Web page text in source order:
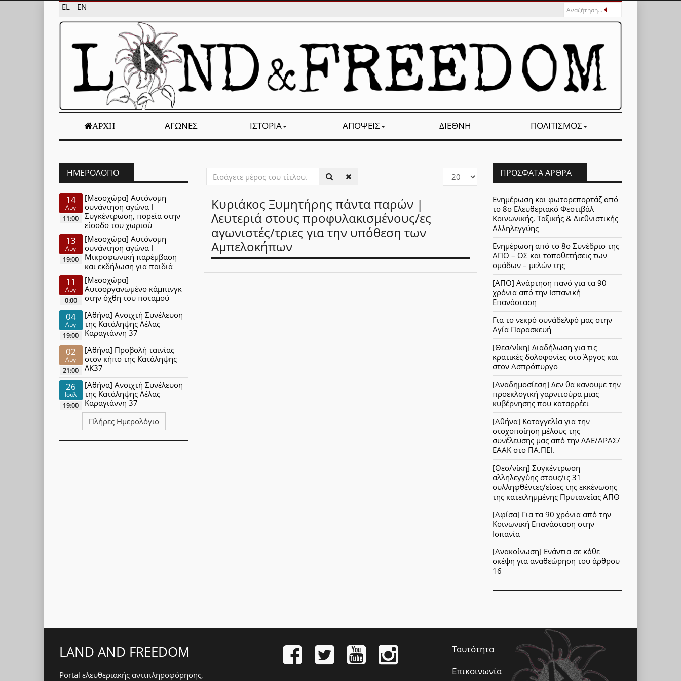
EL EN
ΑΡΧΉ ΑΓΏΝΕΣ ΙΣΤΟΡΊΑ ΑΠΌΨΕΙΣ ΔΙΕΘΝΉ ΠΟΛΙΤΙΣΜΌΣ
Εισάγετε
μέρος
του
τίτλου.
Εμφάνιση
Κυριάκος Ξυμητήρης πάντα παρών |
Λευτεριά στους προφυλακισμένους/ες
αγωνιστές/τριες για την υπόθεση των
Αμπελοκήπων
ΗΜΕΡΟΛΌΓΙΟ
14
Αυγ
11:00
[Μεσοχώρα] Αυτόνομη
συνάντηση αγώνα Ι
Συγκέντρωση, πορεία στην
είσοδο του χωριού
13
Αυγ
19:00
[Μεσοχώρα] Αυτόνομη
συνάντηση αγώνα Ι
Μικροφωνική παρέμβαση
και εκδήλωση για παιδιά
11
Αυγ
0:00
[Μεσοχώρα]
Αυτοοργανωμένο κάμπινγκ
στην όχθη του ποταμού
04
Αυγ
19:00
[Αθήνα] Ανοιχτή Συνέλευση
της Κατάληψης Λέλας
Καραγιάννη 37
02
Αυγ
21:00
[Αθήνα] Προβολή ταινίας
στον κήπο της Κατάληψης
ΛΚ37
26
Ιουλ
19:00
[Αθήνα] Ανοιχτή Συνέλευση
της Κατάληψης Λέλας
Καραγιάννη 37
Πλήρες Ημερολόγιο
ΠΡΌΣΦΑΤΑ ΆΡΘΡΑ
Ενημέρωση και φωτορεπορτάζ από
το 8ο Ελευθεριακό Φεστιβάλ
Κοινωνικής, Ταξικής & Διεθνιστικής
Αλληλεγγύης
Ενημέρωση από το 8ο Συνέδριο της
ΑΠΟ – ΟΣ και τοποθετήσεις των
ομάδων – μελών της
[ΑΠΟ] Ανάρτηση πανό για τα 90
χρόνια από την Ισπανική
Επανάσταση
Για το νεκρό συνάδελφό μας στην
Αγία Παρασκευή
[Θεσ/νίκη] Διαδήλωση για τις
κρατικές δολοφονίες στο Άργος και
στον Ασπρόπυργο
[Αναδημοσίεση] Δεν θα κανουμε την
προεκλογική γαρνιτούρα μιας
κυβέρνησης που καταρρέει
[Αθήνα] Καταγγελία για την
στοχοποίηση μέλους της
συνέλευσης μας από την ΛΑΕ/ΑΡΑΣ/
ΕΑΑΚ στο ΠΑ.ΠΕΙ.
[Θεσ/νίκη] Συγκέντρωση
αλληλεγγύης στους/ις 31
συλληφθέντες/είσες της εκκένωσης
της κατειλημμένης Πρυτανείας ΑΠΘ
[Αφίσα] Για τα 90 χρόνια από την
Κοινωνική Επανάσταση στην
Ισπανία
[Ανακοίνωση] Ενάντια σε κάθε
σκέψη για αναθεώρηση του άρθρου
16
LAND AND FREEDOM
Portal ελευθεριακής αντιπληροφόρησης,
Ταυτότητα
Επικοινωνία